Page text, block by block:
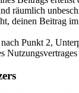
räumlich
deinen Beitrag
Punkt 2,
Nutzungsvertrages